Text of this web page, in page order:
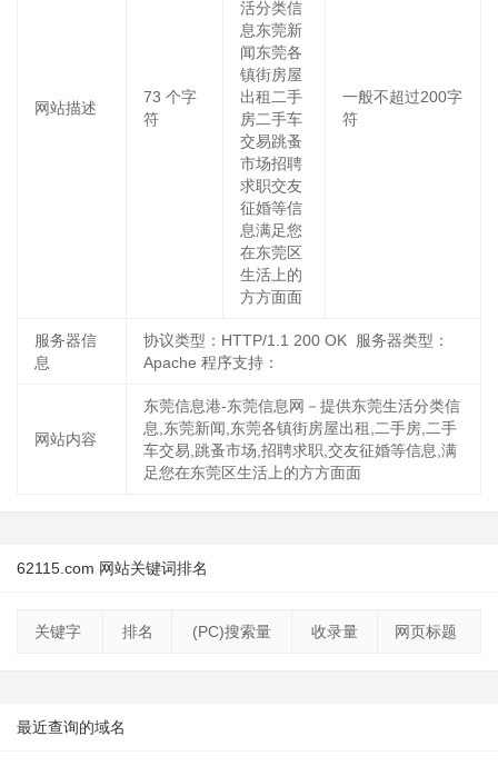
网站描述
73 个字
符
活分类信
息东莞新
闻东莞各
镇街房屋
出租二手
房二手车
交易跳蚤
市场招聘
求职交友
征婚等信
息满足您
在东莞区
生活上的
方方面面
一般不超过200字
符
服务器信
息
协议类型：HTTP/1.1 200 OK 服务器类型：
Apache 程序支持：
网站内容
东莞信息港-东莞信息网－提供东莞生活分类信
息,东莞新闻,东莞各镇街房屋出租,二手房,二手
车交易,跳蚤市场,招聘求职,交友征婚等信息,满
足您在东莞区生活上的方方面面
62115.com 网站关键词排名
关键字 排名 (PC)搜索量 收录量 网页标题
最近查询的域名